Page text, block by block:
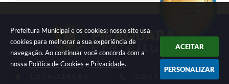
Prefeitura Municipal e os cookies: nosso site usa
cookies para melhorar a sua experiência de
navegação. Ao continuar você concorda com a
nossa Política de Cookies e Privacidade.
ACEITAR
PERSONALIZAR